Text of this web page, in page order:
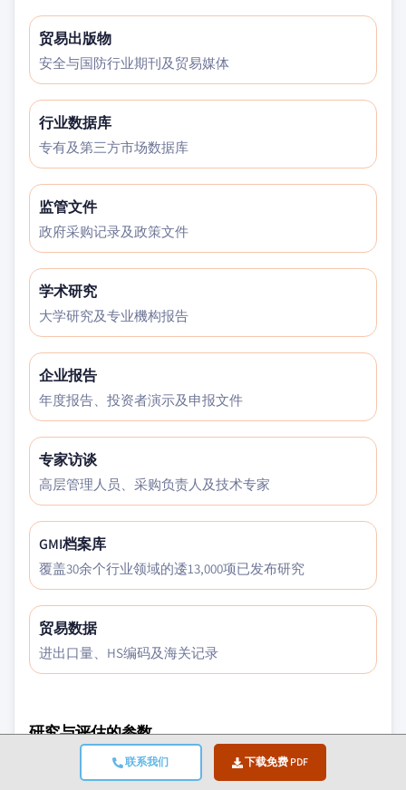
联系我们 下载免费 PDF
贸易出版物
安全与国防行业期刊及贸易媒体
行业数据库
专有及第三方市场数据库
监管文件
政府采购记录及政策文件
学术研究
大学研究及专业機构报告
企业报告
年度报告、投资者演示及申报文件
专家访谈
高层管理人员、采购负责人及技术专家
GMI档案库
覆盖30余个行业领域的逶13,000项已发布研究
贸易数据
进出口量、HS编码及海关记录
研究与评估的参数
宏观经济因素